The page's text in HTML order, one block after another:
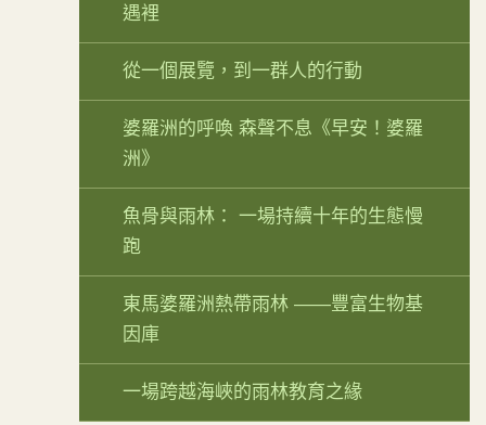
遇裡
從一個展覽，到一群人的行動
婆羅洲的呼喚 森聲不息《早安！婆羅
洲》
魚骨與雨林： 一場持續十年的生態慢
跑
東馬婆羅洲熱帶雨林 ——豐富生物基
因庫
一場跨越海峽的雨林教育之緣